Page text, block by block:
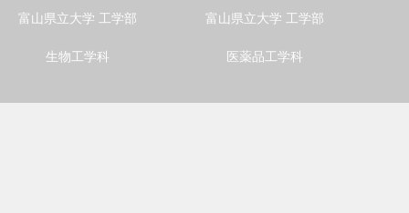
富山県立大学 工学部
生物工学科
富山県立大学 工学部
医薬品工学科